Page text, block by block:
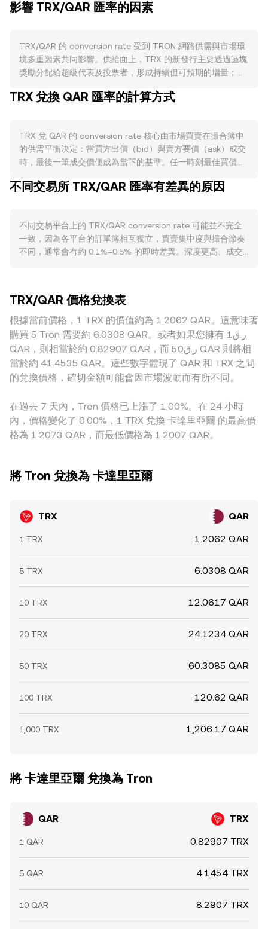
影響 TRX/QAR 匯率的因素
TRX/QAR 的 conversion rate 受到 TRON 網路供需與市場環
境多重因素共同影響。供給面上，TRX 的新發行主要透過區塊
獎勵分配給超級代表及投票者，形成持續但可預期的增量；同
通的 TRX，網路手續費與機制性銷毀亦會在鏈上活動升溫時收
與轉帳需求，帶動對 TRX 的「燃料費」與資源租用需求；
DeFi 協議如 JustLend、Sun.io 的活躍度、鏈上結算與遊戲/支
付類 dApp 的增長，都會提高持有與使用 TRX 的動機。宏觀
好轉變會放大短期波動；同時 QAR 與美元長期緊密盯住，美
易平台的上架或監管限制、以及針對穩定幣的政策都可能即時
改變市場流動性與風險評估，對 conversion rate 造成衝擊。
技術層面上，合約市場的永續合約資金費率偏離、季度合約交
的短期定價出現擾動。
TRX 兌換 QAR 匯率的計算方式
TRX 兌 QAR 的 conversion rate 核心由市場買賣在撮合簿中
的供需平衡決定：當買方出價（bid）與賣方要價（ask）成交
時，最後一筆成交價便成為當下的基準。任一時刻最佳買價與
價。跨平台層面，數據聚合商會計算加權的成交均價
影響越大。對用戶而言，簡單換算遵循基本算術：以 TRX 換
成 QAR 時，QAR 金額 = TRX 數量 × conversion rate；反向
估算則為 TRX 數量 = QAR 金額 / conversion rate。除了中心
維持池子平衡，其中價格近似為 y/x，單筆大額兌換會改變池
子儲備比例，進而即時反映在價格上。這些機制共同構成
TRX/QAR conversion rate 的形成與更新方式，並透過不同交
易場域的成交與流動性條件相互影響。
不同交易所 TRX/QAR 匯率有差異的原因
不同交易平台上的 TRX/QAR conversion rate 可能並不完全
一致，因為各平台的訂單簿相互獨立，買賣集中度與撮合節奏
不同，通常會有約 0.1%–0.5% 的即時差異。深度更高、成交
價或折價，例如某些地區法幣入金渠道、身份驗證要求或對
TRX、穩定幣的監管態度不同，可能使 TRX 兌當地法幣（延
伸至 QAR 報價）的可得流動性與成本結構出現差異。另有一
項常見來源是經由基礎報價鏈路傳導：不少平台實際先引用
TRX/USDT 價，再結合 USDT/QAR 的定價，若 USDT 對 QAR
存在細微升貼水，最終呈現的 TRX/QAR 價格也會相應偏移。
雖然跨所套利會在價差擴大時介入、買低賣高以收斂價格，但
時且完美，因而不同交易所之間仍可能短暫維持差異。
TRX/QAR 價格兌換表
根據當前價格，1 TRX 的價值約為 1.2062 QAR。這意味著
購買 5 Tron 需要約 6.0308 QAR。或者如果您擁有 ر.ق1
QAR，則相當於約 0.82907 QAR，而 ر.ق50 QAR 則將相
當於約 41.4535 QAR。這些數字體現了 QAR 和 TRX 之間
的兌換價格，確切金額可能會因市場波動而有所不同。
在過去 7 天內，Tron 價格已上漲了 1.00%。在 24 小時
內，價格變化了 0.00%，1 TRX 兌換 卡達里亞爾 的最高價
格為 1.2073 QAR，而最低價格為 1.2007 QAR。
將 Tron 兌換為 卡達里亞爾
TRX QAR
1 TRX 1.2062 QAR
5 TRX 6.0308 QAR
10 TRX 12.0617 QAR
20 TRX 24.1234 QAR
50 TRX 60.3085 QAR
100 TRX 120.62 QAR
1,000 TRX 1,206.17 QAR
將 卡達里亞爾 兌換為 Tron
QAR TRX
1 QAR 0.82907 TRX
5 QAR 4.1454 TRX
10 QAR 8.2907 TRX